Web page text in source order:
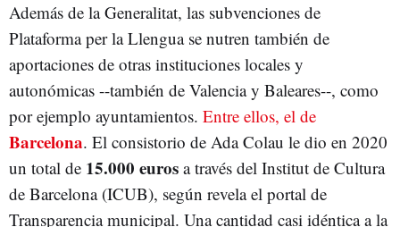
Además de la Generalitat, las subvenciones de
Plataforma per la Llengua se nutren también de
aportaciones de otras instituciones locales y
autonómicas --también de Valencia y Baleares--, como
por ejemplo ayuntamientos. Entre ellos, el de
Barcelona. El consistorio de Ada Colau le dio en 2020
un total de 15.000 euros a través del Institut de Cultura
de Barcelona (ICUB), según revela el portal de
Transparencia municipal. Una cantidad casi idéntica a la